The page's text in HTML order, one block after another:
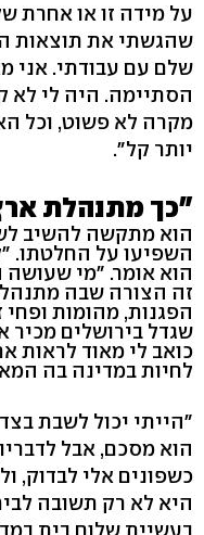
על מידה זו או אחרת
שהגשתי את תוצאות
שלם עם עבודתי. אני
הסתיימה. היה לי לא
מקרה לא פשוט, וכל
יותר קל".
"כך מתנהלת
הוא מתקשה להשיב
השפיעו על החלטתו.
הוא אומר. "מי שעושה
זה הצורה שבה
הפגנות, מהומות
שגדל בירושלים מכיר
כואב לי מאוד לראות
לחיות במדינה בה
"הייתי יכול לשבת
הוא מסכם, אבל
כשפונים אלי לבדוק,
היא לא רק תשובה